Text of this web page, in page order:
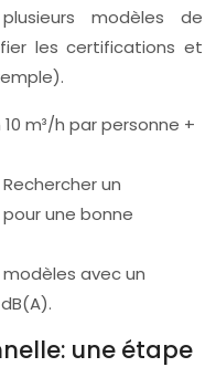
modèles de
les certifications et
m³/h par personne +
un
une bonne
modèles avec un
une étape